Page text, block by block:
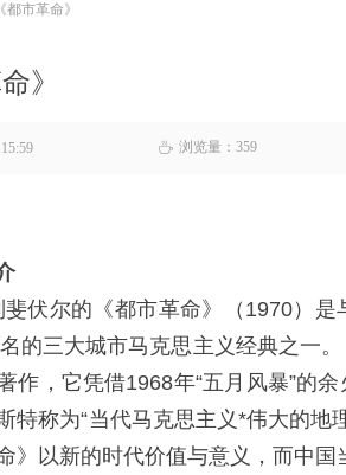
》
《都市革命》
尔的《都市革命》（1970）是
名的三大城市马克思主义经典之一
作，它凭借1968年“五月风暴”的
特称为“当代马克思主义*伟大的
》以新的时代价值与意义，而中
15:59 ꄘ 浏览量： 359